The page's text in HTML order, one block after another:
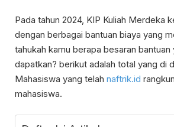
Pada tahun 2024, KIP Kuliah Merdeka
dengan berbagai bantuan biaya yang
tahukah kamu berapa besaran bantuan
dapatkan? berikut adalah total yang di
Mahasiswa yang telah naftrik.id
mahasiswa.